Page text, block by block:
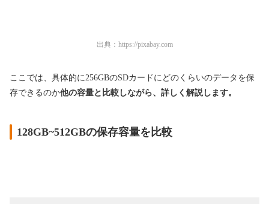
出典： https://pixabay.com
ここでは、具体的に256GBのSDカードにどのくらいのデータを保
存できるのか他の容量と比較しながら、詳しく解説します。
128GB~512GBの保存容量を比較